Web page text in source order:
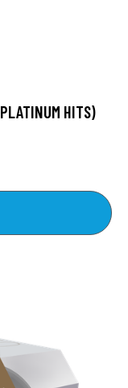
HITS)